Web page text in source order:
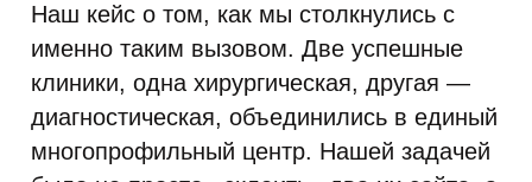
Наш кейс о том, как мы столкнулись с
именно таким вызовом. Две успешные
клиники, одна хирургическая, другая —
диагностическая, объединились в единый
многопрофильный центр. Нашей задачей